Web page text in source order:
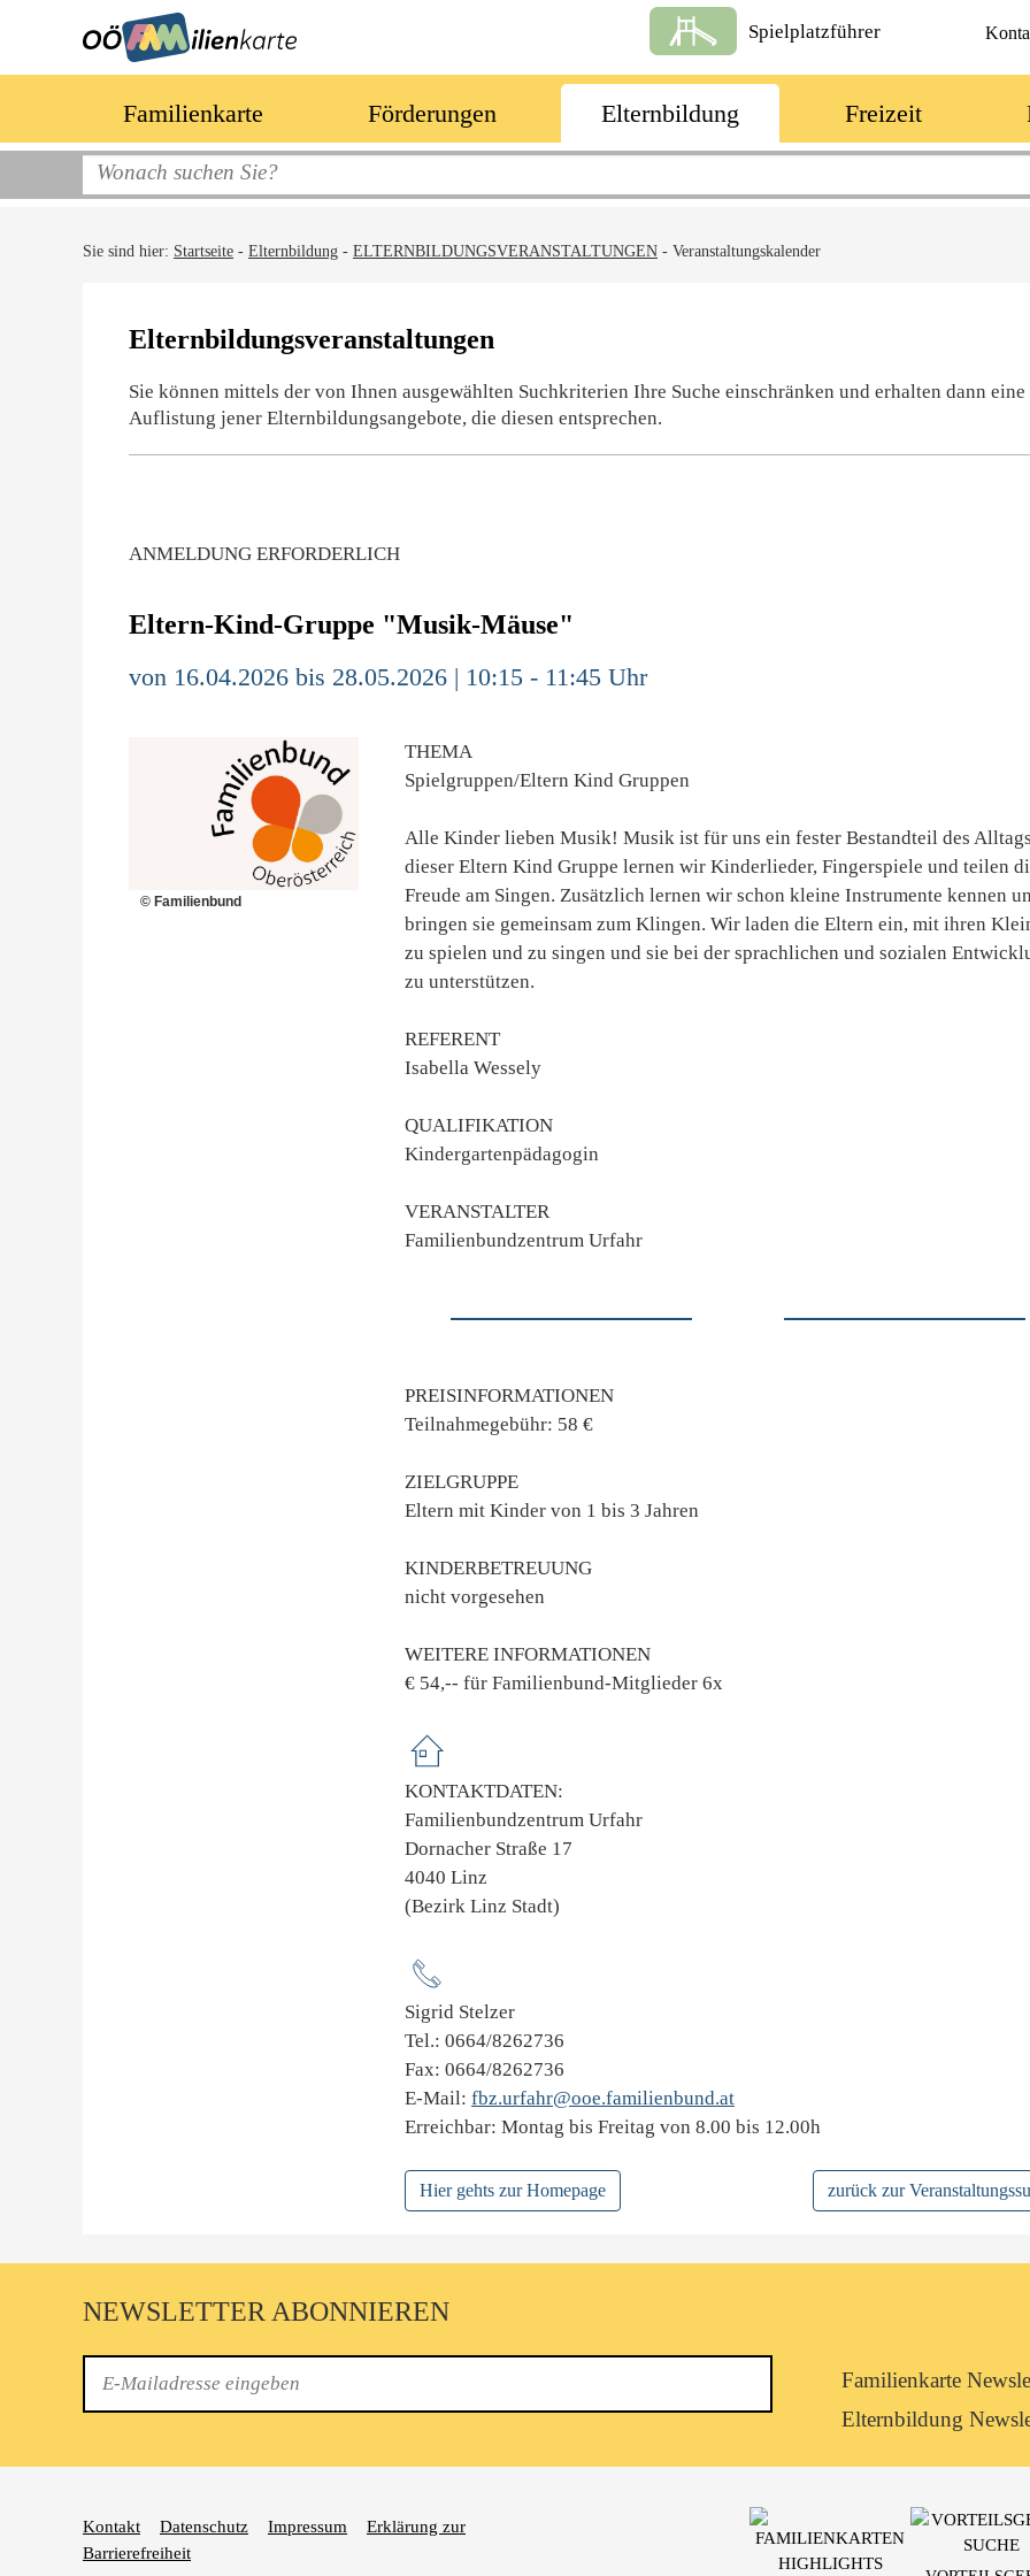
Spielplatzführer
Familienkarte Förderungen Elternbildung Freizeit
Sie sind hier: Startseite - Elternbildung - ELTERNBILDUNGSVERANSTALTUNGEN - Veranstaltungskalender
Elternbildungsveranstaltungen
Sie können mittels der von Ihnen ausgewählten Suchkriterien Ihre Suche einschränken und erhalten dann eine
Auflistung jener Elternbildungsangebote, die diesen entsprechen.
ANMELDUNG ERFORDERLICH
Eltern-Kind-Gruppe "Musik-Mäuse"
von 16.04.2026 bis 28.05.2026 | 10:15 - 11:45 Uhr
© Familienbund
THEMA
Spielgruppen/Eltern Kind Gruppen
Alle Kinder lieben Musik! Musik ist für uns ein fester Bestandteil des
dieser Eltern Kind Gruppe lernen wir Kinderlieder, Fingerspiele und teilen
Freude am Singen. Zusätzlich lernen wir schon kleine Instrumente kennen
bringen sie gemeinsam zum Klingen. Wir laden die Eltern ein, mit ihren
zu spielen und zu singen und sie bei der sprachlichen und sozialen
zu unterstützen.
REFERENT
Isabella Wessely
QUALIFIKATION
Kindergartenpädagogin
VERANSTALTER
Familienbundzentrum Urfahr
PREISINFORMATIONEN
Teilnahmegebühr: 58 €
ZIELGRUPPE
Eltern mit Kinder von 1 bis 3 Jahren
KINDERBETREUUNG
nicht vorgesehen
WEITERE INFORMATIONEN
€ 54,-- für Familienbund-Mitglieder 6x
KONTAKTDATEN:
Familienbundzentrum Urfahr
Dornacher Straße 17
4040 Linz
(Bezirk Linz Stadt)
Sigrid Stelzer
Tel.: 0664/8262736
Fax: 0664/8262736
E-Mail: fbz.urfahr@ooe.familienbund.at
Erreichbar: Montag bis Freitag von 8.00 bis 12.00h
Hier gehts zur Homepage zurück zur
NEWSLETTER ABONNIEREN
Mail
abonnieren
Familienkarte
Elternbildung
Kontakt Datenschutz Impressum
Erklärung zur
Barrierefreiheit